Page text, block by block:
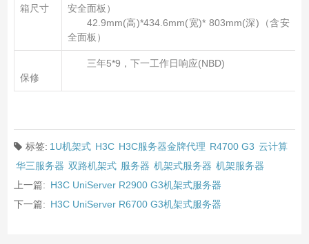
箱尺寸
安全面板）
42.9mm(高)*434.6mm(宽)* 803mm(深)（含安
全面板）
保修
三年5*9，下一工作日响应(NBD)
标签: 1U机架式 H3C H3C服务器金牌代理 R4700 G3 云计算
华三服务器 双路机架式 服务器 机架式服务器 机架服务器
上一篇: H3C UniServer R2900 G3机架式服务器
下一篇: H3C UniServer R6700 G3机架式服务器